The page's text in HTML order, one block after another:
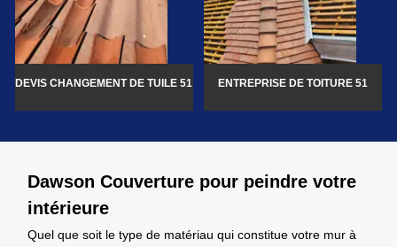
DEVIS CHANGEMENT DE TUILE 51 ENTREPRISE DE TOITURE 51
Dawson Couverture pour peindre votre
intérieure
Quel que soit le type de matériau qui constitue votre mur à